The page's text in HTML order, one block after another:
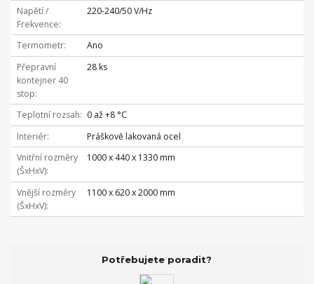
Napětí /
Frekvence
220-240/50 V/Hz
Termometr
Ano
Přepravní
kontejner 40
stop
28 ks
Teplotní rozsah
0 až +8 °C
Interiér
Práškově lakovaná ocel
Vnitřní rozměry
(ŠxHxV)
1000 x 440 x 1330 mm
Vnější rozměry
(ŠxHxV)
1100 x 620 x 2000 mm
Potřebujete poradit?